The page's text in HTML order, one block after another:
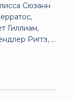
Сюзанн
Гиллиам,
Риггз, ...